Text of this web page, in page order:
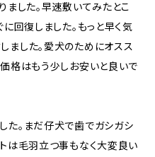
ました。早速敷いてみたとこ
に回復しました。もっと早く気
ました。愛犬のためにオスス
格はもう少しお安いと良いで
た。まだ仔犬で歯でガシガシ
は毛羽立つ事もなく大変良い